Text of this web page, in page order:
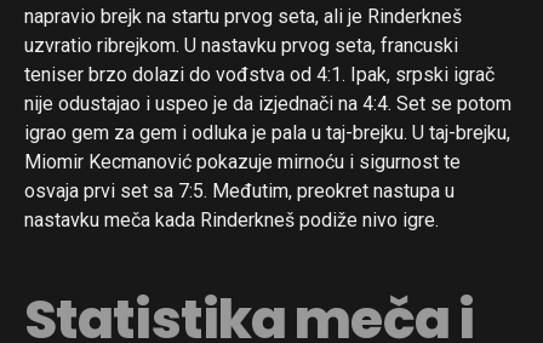
napravio brejk na startu prvog seta, ali je Rinderkneš
uzvratio ribrejkom. U nastavku prvog seta, francuski
teniser brzo dolazi do vođstva od 4:1. Ipak, srpski igrač
nije odustajao i uspeo je da izjednači na 4:4. Set se potom
igrao gem za gem i odluka je pala u taj-brejku. U taj-brejku,
Miomir Kecmanović pokazuje mirnoću i sigurnost te
osvaja prvi set sa 7:5. Međutim, preokret nastupa u
nastavku meča kada Rinderkneš podiže nivo igre.
Statistika meča i